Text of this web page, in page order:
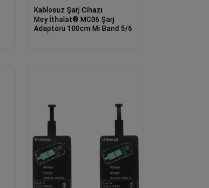
Kablosuz Şarj Cihazı
Mey İthalat® MC06 Şarj
Adaptörü 100cm Mi Band 5/6